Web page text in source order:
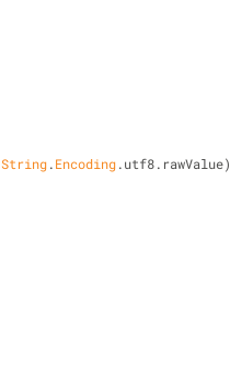
String.Encoding.utf8.rawValue)